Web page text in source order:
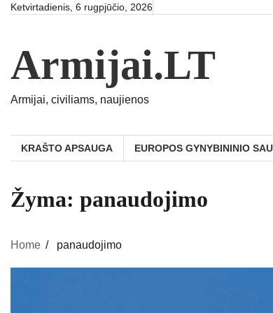
SkipKetvirtadienis, 6 rugpjūčio, 2026
Armijai.LT
Armijai, civiliams, naujienos
KRAŠTO APSAUGA EUROPOS GYNYBININIO
Žyma: panaudojimo
Home panaudojimo